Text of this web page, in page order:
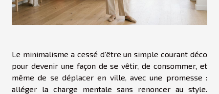
Le minimalisme a cessé d’être un simple courant déco
pour devenir une façon de se vêtir, de consommer, et
même de se déplacer en ville, avec une promesse :
alléger la charge mentale sans renoncer au style.